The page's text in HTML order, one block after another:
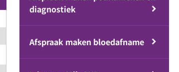
diagnostiek
Afspraak maken bloedafname